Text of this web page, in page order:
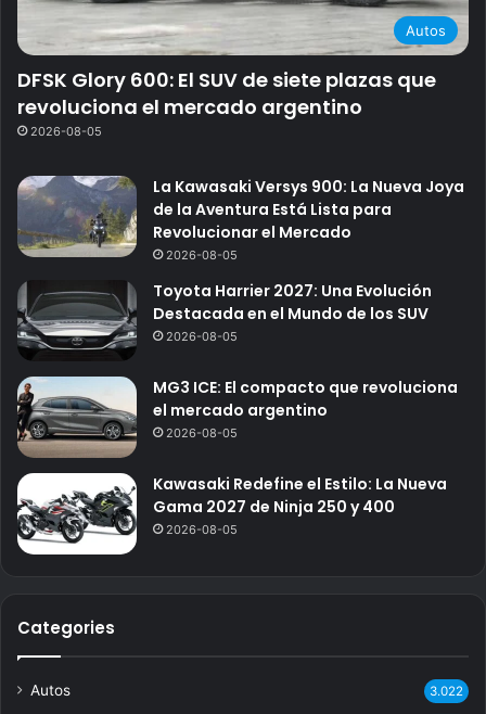
Autos
DFSK Glory 600: El SUV de siete plazas que
revoluciona el mercado argentino
2026-08-05
La Kawasaki Versys 900: La Nueva Joya
de la Aventura Está Lista para
Revolucionar el Mercado
2026-08-05
Toyota Harrier 2027: Una Evolución
Destacada en el Mundo de los SUV
2026-08-05
MG3 ICE: El compacto que revoluciona
el mercado argentino
2026-08-05
Kawasaki Redefine el Estilo: La Nueva
Gama 2027 de Ninja 250 y 400
2026-08-05
Categories
Autos 3.022